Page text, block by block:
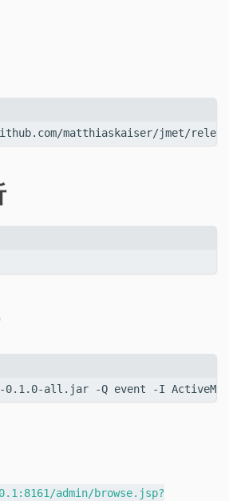
0.1.0-all.jar -Q event -I
admin/browse.jsp?